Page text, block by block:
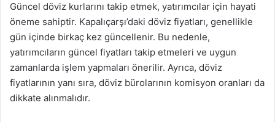
Güncel döviz kurlarını takip etmek, yatırımcılar için hayati
öneme sahiptir. Kapalıçarşı’daki döviz fiyatları, genellikle
gün içinde birkaç kez güncellenir. Bu nedenle,
yatırımcıların güncel fiyatları takip etmeleri ve uygun
zamanlarda işlem yapmaları önerilir. Ayrıca, döviz
fiyatlarının yanı sıra, döviz bürolarının komisyon oranları da
dikkate alınmalıdır.